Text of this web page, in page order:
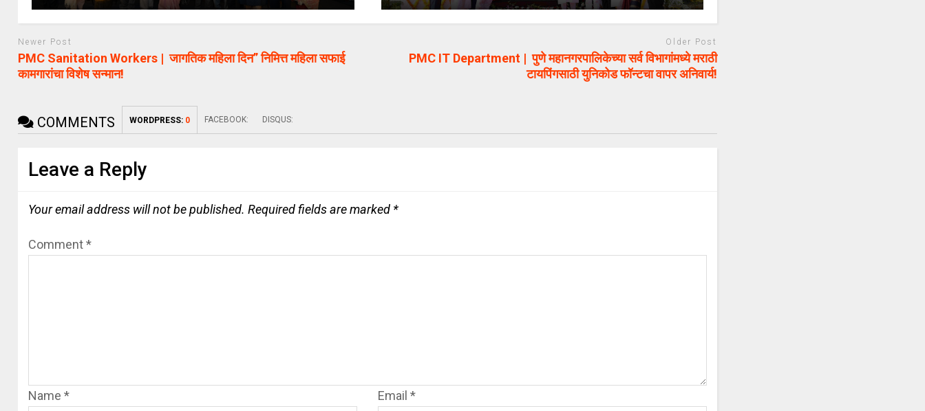
Newer Post
PMC Sanitation Workers | जागतिक महिला दिन” निमित्त महिला सफाई
कामगारांचा विशेष सन्मान!
Older Post
PMC IT Department | पुणे महानगरपालिकेच्या सर्व विभागांमध्ये मराठी
टायपिंगसाठी युनिकोड फॉन्टचा वापर अनिवार्य!
COMMENTS WORDPRESS: 0 FACEBOOK: DISQUS:
Leave a Reply
Your email address will not be published. Required fields are marked *
Comment*
Name* Email*